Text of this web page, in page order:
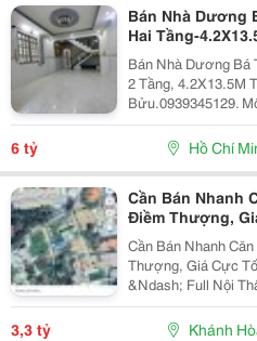
Bán Nhà Dương
Hai Tầng-
Bán Nhà Dương Bá
2 Tầng, 4.2X13.5M
Bửu.0939345129.
Tầng Btct Kiên Cố,
Trạc Thông Tạ
Tần, Dạ...
6 tỷ Hồ Chí
Cần Bán Nhanh
Điềm Thượng,
Cần Bán Nhanh
Thượng, Giá Cực Tốt 3,3 Tỷ Bán Nhà
&Ndash; Full Nội
&Ndash; Gần 23/10 Vị Trí: Thôn Vĩnh Điềm Thượng,
3,3 tỷ Khánh